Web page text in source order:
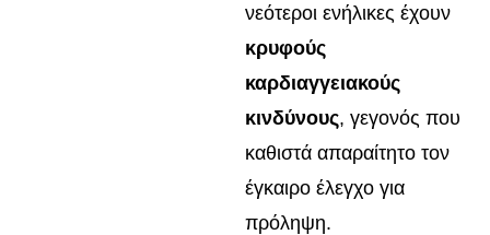
νεότεροι ενήλικες έχουν
κρυφούς
καρδιαγγειακούς
κινδύνους, γεγονός που
καθιστά απαραίτητο τον
έγκαιρο έλεγχο για
πρόληψη.